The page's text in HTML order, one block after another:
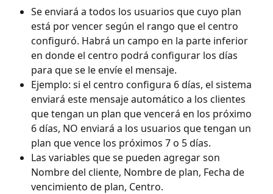
Se enviará a todos los usuarios que cuyo plan
está por vencer según el rango que el centro
configuró. Habrá un campo en la parte inferior
en donde el centro podrá configurar los días
para que se le envíe el mensaje.
Ejemplo: si el centro configura 6 días, el sistema
enviará este mensaje automático a los clientes
que tengan un plan que vencerá en los próximo
6 días, NO enviará a los usuarios que tengan un
plan que vence los próximos 7 o 5 días.
Las variables que se pueden agregar son
Nombre del cliente, Nombre de plan, Fecha de
vencimiento de plan, Centro.